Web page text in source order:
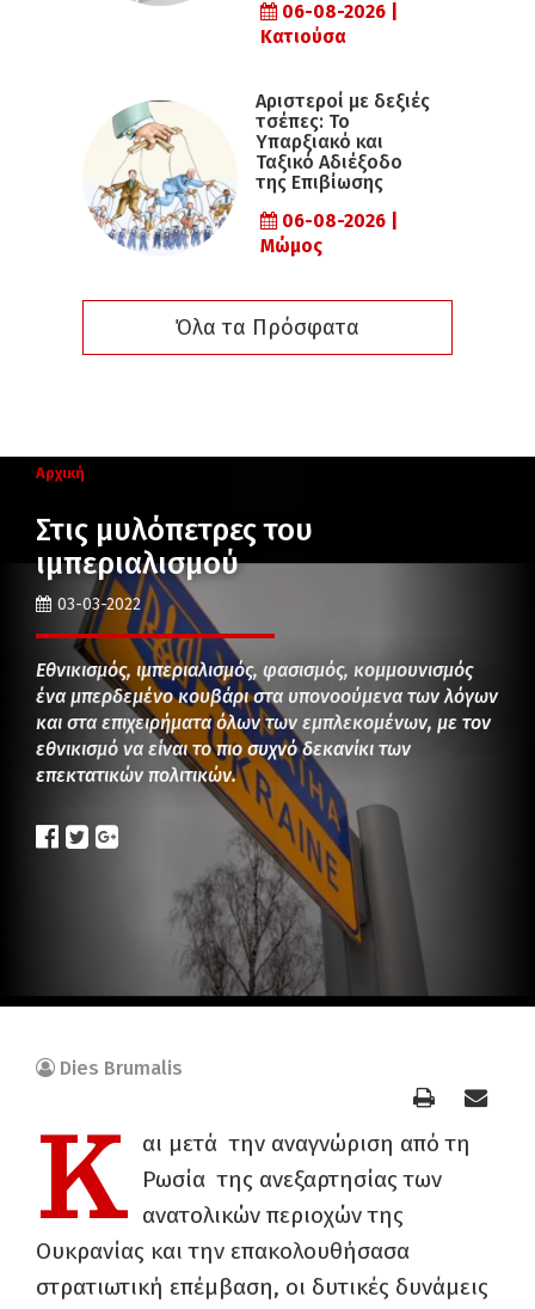
06-08-2026 |
Κατιούσα
Αριστεροί με δεξιές
τσέπες: Το
Υπαρξιακό και
Ταξικό Αδιέξοδο
της Επιβίωσης
06-08-2026 |
Μώμος
Όλα τα Πρόσφατα
Αρχική
Στις μυλόπετρες του
ιμπεριαλισμού
03-03-2022
Εθνικισμός, ιμπεριαλισμός, φασισμός, κομμουνισμός
ένα μπερδεμένο κουβάρι στα υπονοούμενα των λόγων
και στα επιχειρήματα όλων των εμπλεκομένων, με τον
εθνικισμό να είναι το πιο συχνό δεκανίκι των
επεκτατικών πολιτικών.
Dies Brumalis
Κ
αι μετά την αναγνώριση από τη
Ρωσία της ανεξαρτησίας των
ανατολικών περιοχών της
Ουκρανίας και την επακολουθήσασα
στρατιωτική επέμβαση, οι δυτικές δυνάμεις